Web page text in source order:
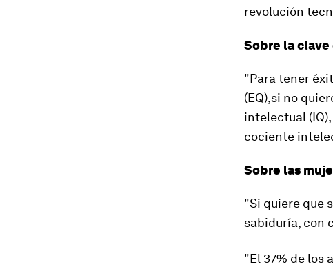
revolución
Sobre la
"Para tener
(EQ),si no
intelectual
cociente
Sobre las
"Si quiere que
sabiduría, con
"El 37% de los